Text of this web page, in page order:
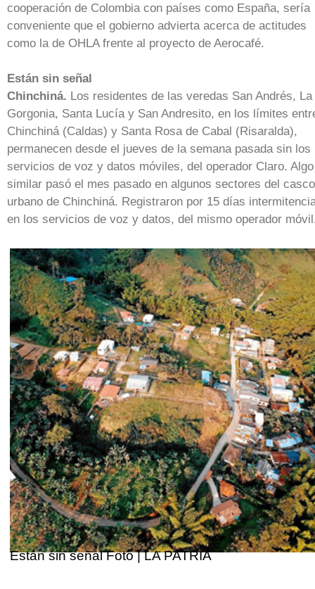
cooperación de Colombia con países como España, sería
conveniente que el gobierno advierta acerca de actitudes
como la de OHLA frente al proyecto de Aerocafé.
Están sin señal
Chinchiná. Los residentes de las veredas San Andrés, La
Gorgonia, Santa Lucía y San Andresito, en los límites
Chinchiná (Caldas) y Santa Rosa de Cabal (Risaralda),
permanecen desde el jueves de la semana pasada sin los
servicios de voz y datos móviles, del operador Claro. Algo
similar pasó el mes pasado en algunos sectores del casco
urbano de Chinchiná. Registraron por 15 días
en los servicios de voz y datos, del mismo operador
Están sin señal Foto | LA PATRIA